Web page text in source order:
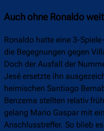
Auch ohne Ronaldo
Ronaldo hatte eine 3-
die Begegnungen gegen
Doch der Ausfall der
Jesé ersetzte ihn
heimischen Santiago
Benzema stellten relativ
gelang Mario Gaspar mit
Anschlusstreffer. So blieb